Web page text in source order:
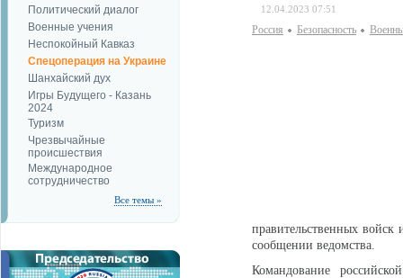
Политический диалог
Военные учения
Неспокойный Кавказ
Спецоперация на Украине
Шанхайский дух
Игры Будущего - Казань
2024
Туризм
Чрезвычайные
происшествия
Международное
сотрудничество
Все темы »
12.04.2023 07:51
Россия Безопаcность
правительственных
сообщении ведомства.
Командование